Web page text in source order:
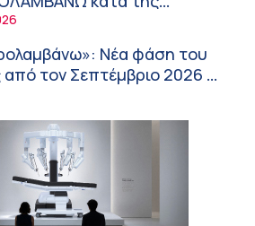
θυρεοειδούς»; Τι
για τη διατροφή και τα
Αττική: Οι κίνδυνοι για
Στο επίκεντρο των
Νέα φάση του
τον Σεπτέμβριο 2026 –
εξετάσεις έως το